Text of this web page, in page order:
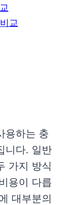
교
용하는 충
니다. 일반
가지 방식
용이 다릅
대부분의